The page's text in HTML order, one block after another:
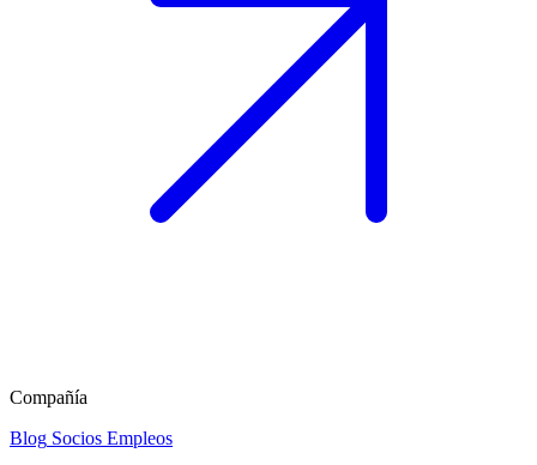
Compañía
Blog Socios Empleos